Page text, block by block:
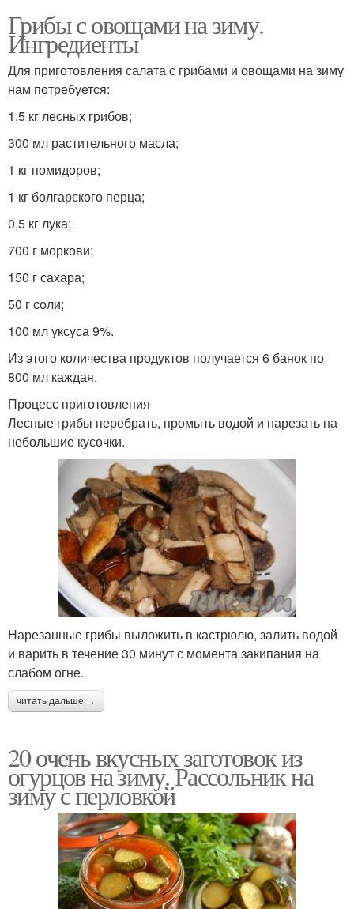
Грибы с овощами на зиму.
Ингредиенты
Для приготовления салата с грибами и овощами на зиму
нам потребуется:
1,5 кг лесных грибов;
300 мл растительного масла;
1 кг помидоров;
1 кг болгарского перца;
0,5 кг лука;
700 г моркови;
150 г сахара;
50 г соли;
100 мл уксуса 9%.
Из этого количества продуктов получается 6 банок по
800 мл каждая.
Процесс приготовления
Лесные грибы перебрать, промыть водой и нарезать на
небольшие кусочки.
Нарезанные грибы выложить в кастрюлю, залить водой
и варить в течение 30 минут с момента закипания на
слабом огне.
читать дальше →
20 очень вкусных заготовок из
огурцов на зиму. Рассольник на
зиму с перловкой